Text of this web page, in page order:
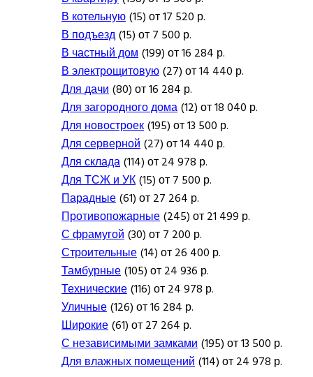
В котельную(15) от 17 520 р.
В подъезд(15) от 7 500 р.
В частный дом(199) от 16 284 р.
В электрощитовую(27) от 14 440 р.
Для дачи(80) от 16 284 р.
Для загородного дома(12) от 18 040 р.
Для новостроек(195) от 13 500 р.
Для серверной(27) от 14 440 р.
Для склада(114) от 24 978 р.
Для ТСЖ и УК(15) от 7 500 р.
Парадные(61) от 27 264 р.
Противопожарные(245) от 21 499 р.
С фрамугой(30) от 7 200 р.
Строительные(14) от 26 400 р.
Тамбурные(105) от 24 936 р.
Технические(116) от 24 978 р.
Уличные(126) от 16 284 р.
Широкие(61) от 27 264 р.
С независимыми замками(195) от 13 500 р.
Для влажных помещений(114) от 24 978 р.